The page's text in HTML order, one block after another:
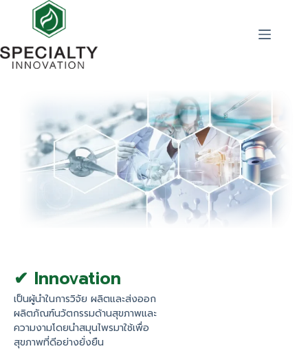
✔ Innovation
เป็นผู้นำในการวิจัย ผลิตและส่งออก
ผลิตภัณฑ์นวัตกรรมด้านสุขภาพและ
ความงามโดยนำสมุนไพรมาใช้เพื่อ
สุขภาพที่ดีอย่างยั่งยืน